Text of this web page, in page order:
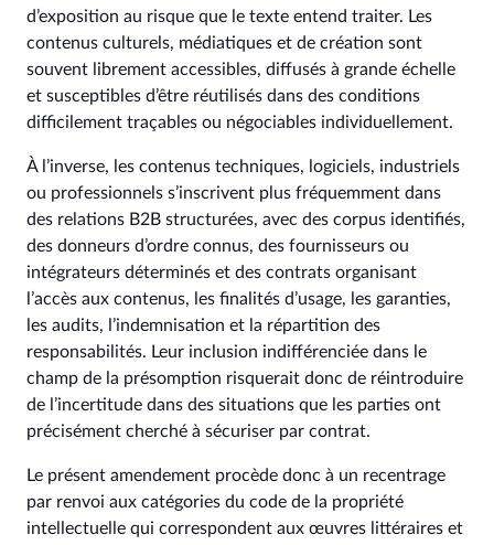
d’exposition au risque que le texte entend traiter. Les
contenus culturels, médiatiques et de création sont
souvent librement accessibles, diffusés à grande échelle
et susceptibles d’être réutilisés dans des conditions
difficilement traçables ou négociables individuellement.
À l’inverse, les contenus techniques, logiciels, industriels
ou professionnels s’inscrivent plus fréquemment dans
des relations B2B structurées, avec des corpus identifiés,
des donneurs d’ordre connus, des fournisseurs ou
intégrateurs déterminés et des contrats organisant
l’accès aux contenus, les finalités d’usage, les garanties,
les audits, l’indemnisation et la répartition des
responsabilités. Leur inclusion indifférenciée dans le
champ de la présomption risquerait donc de réintroduire
de l’incertitude dans des situations que les parties ont
précisément cherché à sécuriser par contrat.
Le présent amendement procède donc à un recentrage
par renvoi aux catégories du code de la propriété
intellectuelle qui correspondent aux œuvres littéraires et